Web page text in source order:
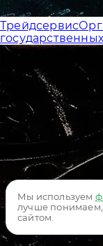
Трейдсервис
Мы используем
лучше понимаем,
сайтом.